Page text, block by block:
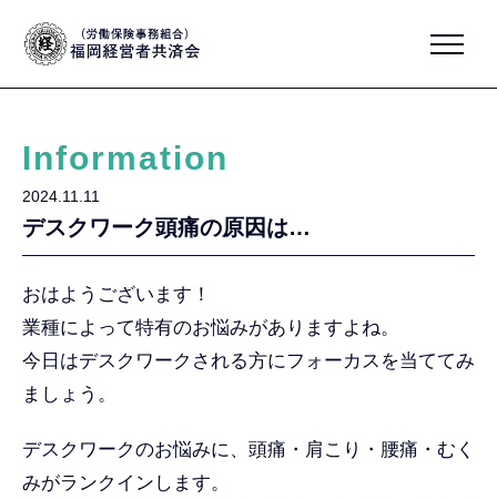
Information
2024.11.11
デスクワーク頭痛の原因は…
おはようございます！
業種によって特有のお悩みがありますよね。
今日はデスクワークされる方にフォーカスを当ててみ
ましょう。
デスクワークのお悩みに、頭痛・肩こり・腰痛・むく
みがランクインします。